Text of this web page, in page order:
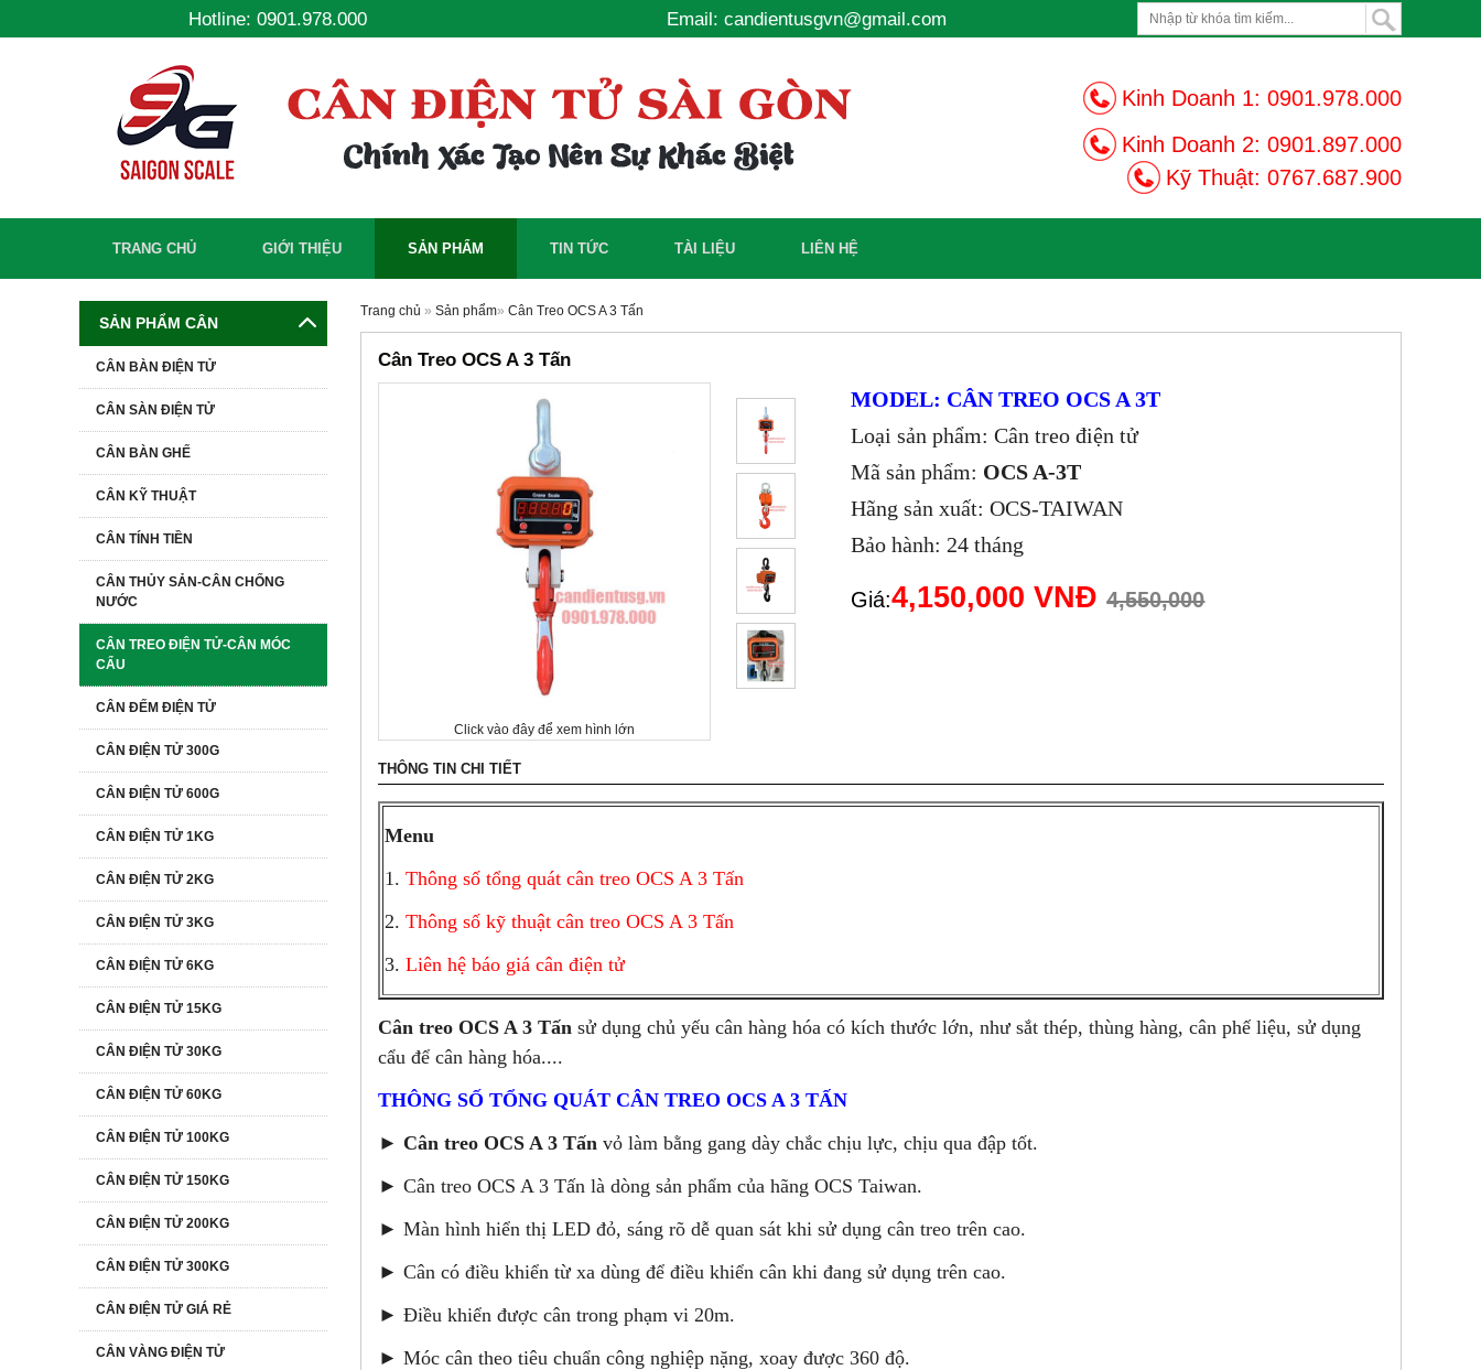
Hotline: 0901.978.000 Email: candientusgvn@gmail.com
Kinh Doanh 1: 0901.978.000
Kinh Doanh 2: 0901.897.000
Kỹ Thuật: 0767.687.900
TRANG CHỦ GIỚI THIỆU SẢN PHẨM TIN TỨC TÀI LIỆU LIÊN HỆ
Trang chủ » Sản phẩm» Cân Treo OCS A 3 Tấn
Cân Treo OCS A 3 Tấn
Click vào đây để xem hình lớn
MODEL: CÂN TREO OCS A 3T
Loại sản phẩm: Cân treo điện tử
Mã sản phẩm: OCS A-3T
Hãng sản xuất: OCS-TAIWAN
Bảo hành: 24 tháng
Giá:4,150,000 VNĐ4,550,000
THÔNG TIN CHI TIẾT
Menu
1. Thông số tổng quát cân treo OCS A 3 Tấn
2. Thông số kỹ thuật cân treo OCS A 3 Tấn
3. Liên hệ báo giá cân điện tử
Cân treo OCS A 3 Tấn sử dụng chủ yếu cân hàng hóa có kích thước lớn, như sắt thép, thùng hàng, cân phế liệu, sử dụng
cẩu để cân hàng hóa....
THÔNG SỐ TỔNG QUÁT CÂN TREO OCS A 3 TẤN
► Cân treo OCS A 3 Tấn vỏ làm bằng gang dày chắc chịu lực, chịu qua đập tốt.
► Cân treo OCS A 3 Tấn là dòng sản phẩm của hãng OCS Taiwan.
► Màn hình hiển thị LED đỏ, sáng rõ dễ quan sát khi sử dụng cân treo trên cao.
► Cân có điều khiển từ xa dùng để điều khiển cân khi đang sử dụng trên cao.
► Điều khiển được cân trong phạm vi 20m.
► Móc cân theo tiêu chuẩn công nghiệp nặng, xoay được 360 độ.
SẢN PHẨM CÂN
CÂN BÀN ĐIỆN TỬ
CÂN SÀN ĐIỆN TỬ
CÂN BÀN GHẾ
CÂN KỸ THUẬT
CÂN TÍNH TIỀN
CÂN THỦY SẢN-CÂN CHỐNG
NƯỚC
CÂN TREO ĐIỆN TỬ-CÂN MÓC
CẨU
CÂN ĐẾM ĐIỆN TỬ
CÂN ĐIỆN TỬ 300G
CÂN ĐIỆN TỬ 600G
CÂN ĐIỆN TỬ 1KG
CÂN ĐIỆN TỬ 2KG
CÂN ĐIỆN TỬ 3KG
CÂN ĐIỆN TỬ 6KG
CÂN ĐIỆN TỬ 15KG
CÂN ĐIỆN TỬ 30KG
CÂN ĐIỆN TỬ 60KG
CÂN ĐIỆN TỬ 100KG
CÂN ĐIỆN TỬ 150KG
CÂN ĐIỆN TỬ 200KG
CÂN ĐIỆN TỬ 300KG
CÂN ĐIỆN TỬ GIÁ RẺ
CÂN VÀNG ĐIỆN TỬ